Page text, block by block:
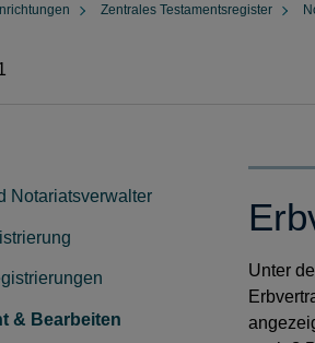
Zentrales Testamentsregister
Notariatsverwalter
Urkunden müssen
aus notarieller
& Bearbeiten
Unter